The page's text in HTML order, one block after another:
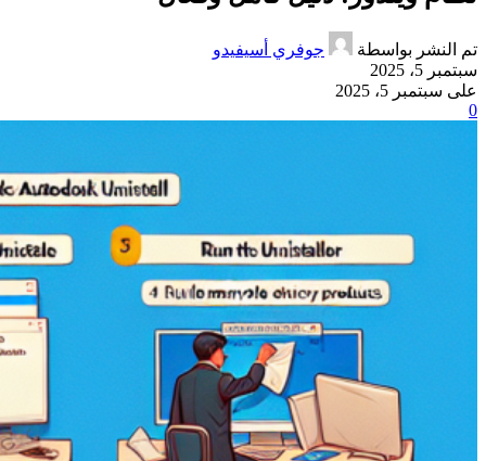
تم النشر بواسطة
جوفري أسيفيدو
سبتمبر 5، 2025
على سبتمبر 5، 2025
0